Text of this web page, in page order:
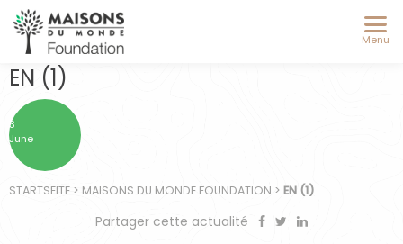
Menu
EN (1)
3
June
STARTSEITE > MAISONS DU MONDE FOUNDATION > EN (1)
Partager cette actualité